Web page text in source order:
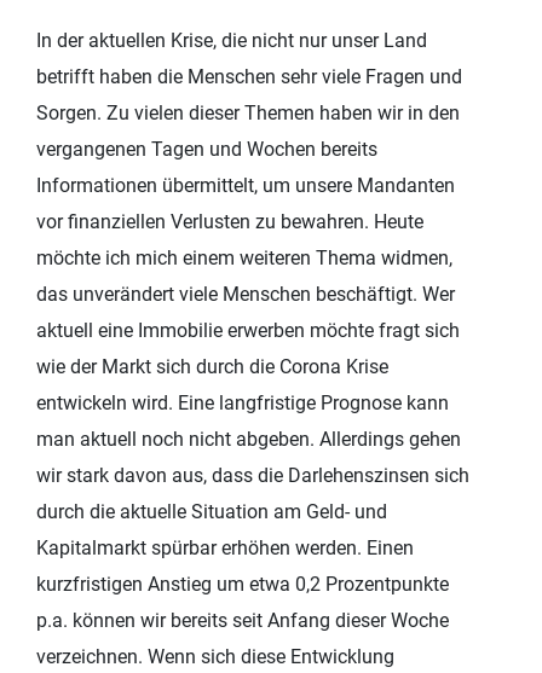
In der aktuellen Krise, die nicht nur unser Land
betrifft haben die Menschen sehr viele Fragen und
Sorgen. Zu vielen dieser Themen haben wir in den
vergangenen Tagen und Wochen bereits
Informationen übermittelt, um unsere Mandanten
vor finanziellen Verlusten zu bewahren. Heute
möchte ich mich einem weiteren Thema widmen,
das unverändert viele Menschen beschäftigt. Wer
aktuell eine Immobilie erwerben möchte fragt sich
wie der Markt sich durch die Corona Krise
entwickeln wird. Eine langfristige Prognose kann
man aktuell noch nicht abgeben. Allerdings gehen
wir stark davon aus, dass die Darlehenszinsen sich
durch die aktuelle Situation am Geld- und
Kapitalmarkt spürbar erhöhen werden. Einen
kurzfristigen Anstieg um etwa 0,2 Prozentpunkte
p.a. können wir bereits seit Anfang dieser Woche
verzeichnen. Wenn sich diese Entwicklung